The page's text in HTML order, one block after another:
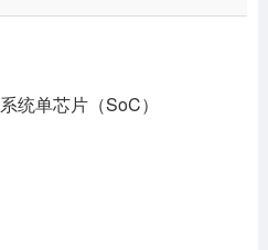
统单芯片（SoC）